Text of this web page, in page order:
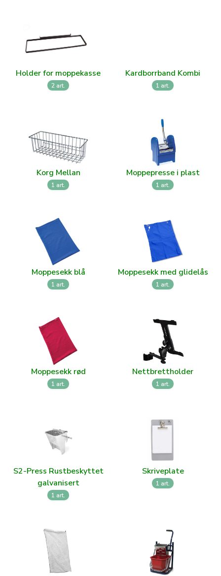
Holder for moppekasse
2 art.
Kardborrband Kombi
1 art.
Korg Mellan
1 art.
Moppepresse i plast
1 art.
Moppesekk blå
1 art.
Moppesekk med glidelås
1 art.
Moppesekk rød
1 art.
Nettbrettholder
1 art.
S2-Press Rustbeskyttet
galvanisert
1 art.
Skriveplate
1 art.